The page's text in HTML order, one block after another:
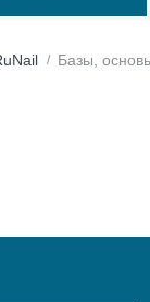
Базы,